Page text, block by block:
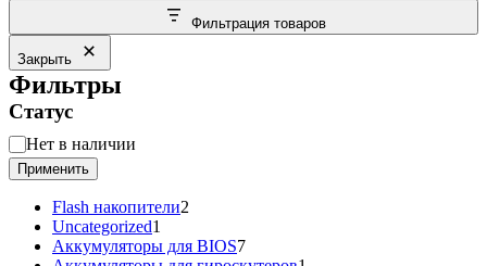
Фильтрация товаров
Закрыть
Фильтры
Статус
Статус
Нет в наличии
Применить
Flash накопители2
Uncategorized1
товар
Аккумуляторы для BIOS77